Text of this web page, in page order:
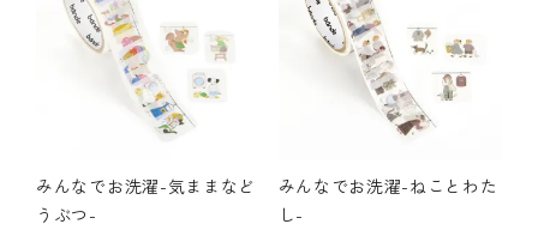
みんなでお洗濯-気ままなど
うぶつ-
みんなでお洗濯-ねことわた
し-